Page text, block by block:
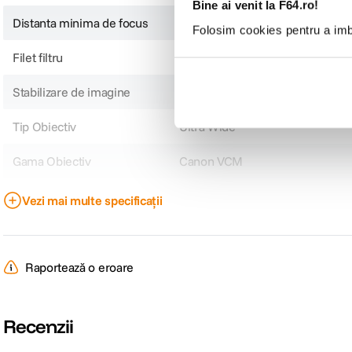
Bine ai venit la F64.ro!
Folosim cookies pentru a
Distanta minima de focus 20 cm
Filet filtru 67mm
Stabilizare de imagine
Tip Obiectiv Ultra Wide
Gama Obiectiv Canon VCM
Obiectiv Fix / Zoom
Unghi de cuprindere
Nr. lamele diafragma
Vezi mai multe specificații
Raportează o eroare
Recenzii